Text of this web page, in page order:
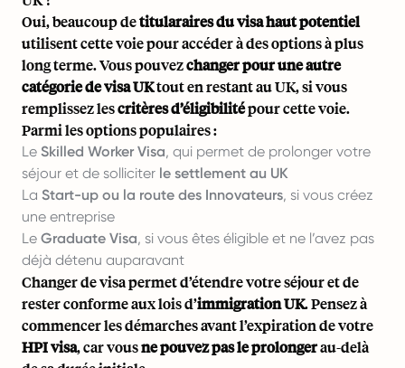
Oui, beaucoup detitularaires du visa haut potentiel
utilisent cette voie pour accéder à des options à plus
long terme. Vous pouvezchanger pour une autre
catégorie de visa UKtout en restant au UK, si vous
remplissez lescritères d’éligibilitépour cette voie.
Parmi les options populaires :
Le Skilled Worker Visa, qui permet de prolonger votre
séjour et de solliciter le settlement au UK
La Start-up ou la route des Innovateurs, si vous créez
une entreprise
Le Graduate Visa, si vous êtes éligible et ne l’avez pas
déjà détenu auparavant
Changer de visa permet d’étendre votre séjour et de
rester conforme aux lois d’immigration UK. Pensez à
commencer les démarches avant l’expiration de votre
HPI visa, car vousne pouvez pas le prolongerau-delà